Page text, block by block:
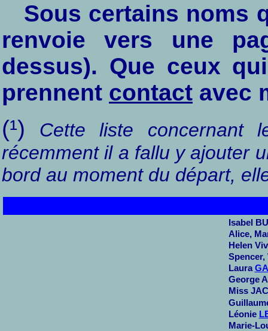
Sous certains noms
renvoie vers une
dessus). Que ceux
prennent contact avec
(¹)
Cette liste concernant
récemment il a fallu y ajouter
bord au moment du départ,
Isabel
Alice,
Helen
Spencer,
Laura
George
Miss
Léonie
Marie-